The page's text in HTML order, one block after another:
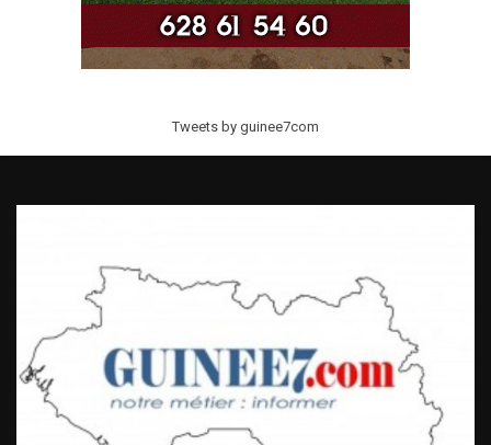
Tweets by guinee7com